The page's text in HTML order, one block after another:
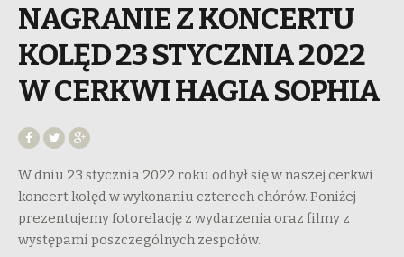
NAGRANIE Z KONCERTU
KOLĘD 23 STYCZNIA 2022
W CERKWI HAGIA SOPHIA
W dniu 23 stycznia 2022 roku odbył się w naszej cerkwi
koncert kolęd w wykonaniu czterech chórów. Poniżej
prezentujemy fotorelację z wydarzenia oraz filmy z
występami poszczególnych zespołów.